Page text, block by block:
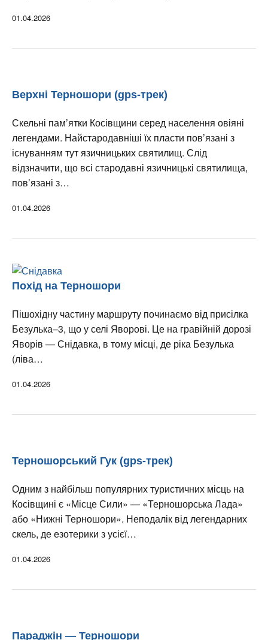
01.04.2026
Верхні Терношори (gps-трек)
Скельні пам’ятки Косівщини серед населення овіяні
легендами. Найстародавніші їх пласти пов’язані з
існуванням тут язичницьких святилищ. Слід
відзначити, що всі стародавні язичницькі святилища,
пов’язані з…
01.04.2026
Похід на Терношори
Пішохідну частину маршруту починаємо від присілка
Безулька–3, що у селі Яворові. Це на гравійній дорозі
Яворів — Снідавка, в тому місці, де ріка Безулька
(ліва…
01.04.2026
Терношорський Гук (gps-трек)
Одним з найбільш популярних туристичних місць на
Косівщині є «Місце Сили» — «Терношорська Лада»
або «Нижні Терношори». Неподалік від легендарних
скель, де езотерики з усієї…
01.04.2026
Параджін — Терношори